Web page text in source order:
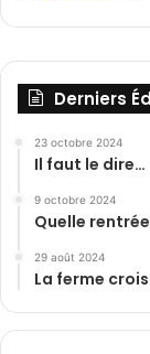
Derniers
23 octobre 2024
Il faut le dire…
9 octobre 2024
Quelle
29 août 2024
La ferme